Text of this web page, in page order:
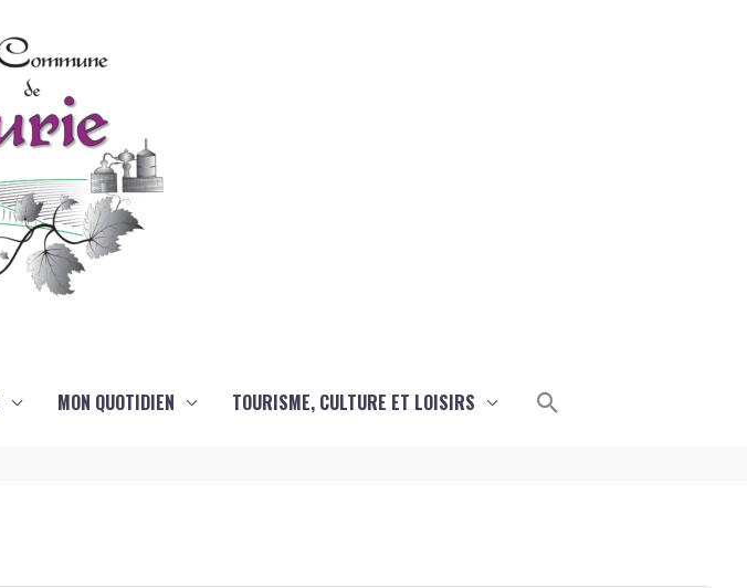
MON QUOTIDIEN TOURISME, CULTURE ET LOISIRS Rechercher